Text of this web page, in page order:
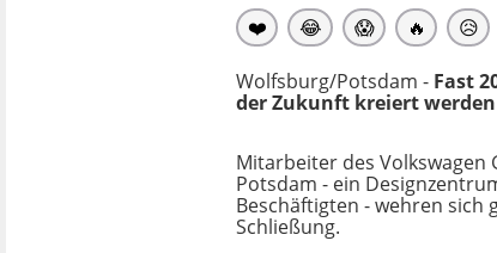
❤️ 😂 😱 🔥 😥
Wolfsburg/Potsdam - Fast
der Zukunft kreiert
Mitarbeiter des Volkswagen
Potsdam - ein
Beschäftigten - wehren sich
Schließung.